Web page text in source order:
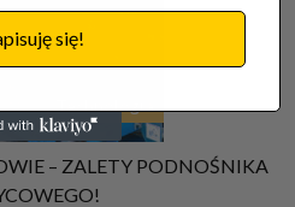
– ZALETY PODNOŚNIKA
się!